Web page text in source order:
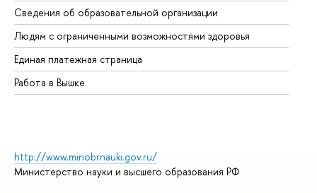
Сведения об образовательной организации
Людям с ограниченными возможностями здоровья
Единая платежная страница
Работа в Вышке
http://www.minobrnauki.gov.ru/
Министерство науки и высшего образования РФ